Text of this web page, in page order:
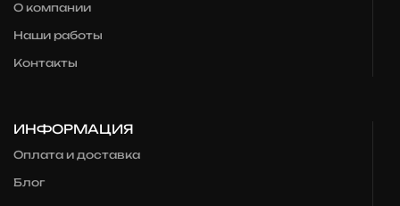
О компании
Наши работы
Контакты
ИНФОРМАЦИЯ
Оплата и доставка
Блог